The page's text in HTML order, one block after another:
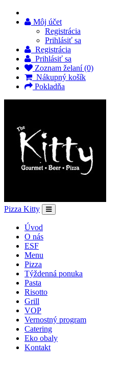
Môj účet
Registrácia
Prihlásiť sa
Registrácia
Prihlásiť sa
Zoznam želaní (0)
Nákupný košík
Pokladňa
Pizza Kitty
Úvod
O nás
ESF
Menu
Pizza
Týždenná ponuka
Pasta
Risotto
Grill
VOP
Vernostný program
Catering
Eko obaly
Kontakt